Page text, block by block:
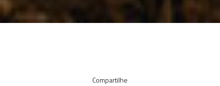
Compartilhe